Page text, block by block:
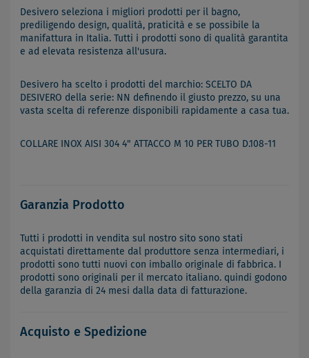
Desivero seleziona i migliori prodotti per il bagno,
prediligendo design, qualità, praticità e se possibile la
manifattura in Italia. Tutti i prodotti sono di qualità garantita
e ad elevata resistenza all'usura.
Desivero ha scelto i prodotti del marchio: SCELTO DA
DESIVERO della serie: NN definendo il giusto prezzo, su una
vasta scelta di referenze disponibili rapidamente a casa tua.
COLLARE INOX AISI 304 4" ATTACCO M 10 PER TUBO D.108-11
Garanzia Prodotto
Tutti i prodotti in vendita sul nostro sito sono stati
acquistati direttamente dal produttore senza intermediari, i
prodotti sono tutti nuovi con imballo originale di fabbrica. I
prodotti sono originali per il mercato italiano. quindi godono
della garanzia di 24 mesi dalla data di fatturazione.
Acquisto e Spedizione